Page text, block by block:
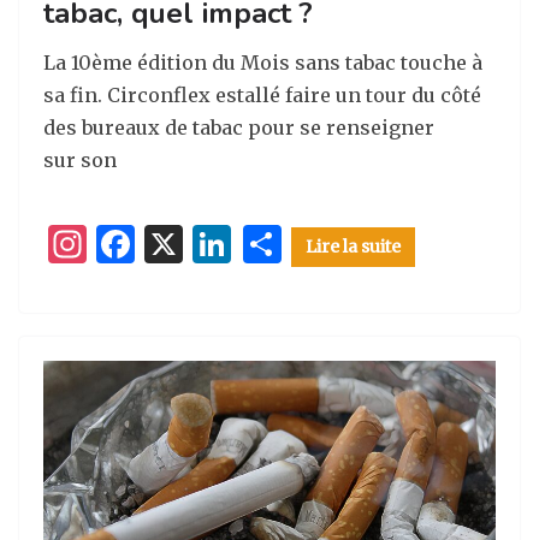
tabac, quel impact ?
La 10ème édition du Mois sans tabac touche à
sa fin. Circonflex estallé faire un tour du côté
des bureaux de tabac pour se renseigner
sur son
I
a
g
ra
m
F
e
b
o
o
k
X
Li
e
dI
n
ar
g
er
Lire la suite